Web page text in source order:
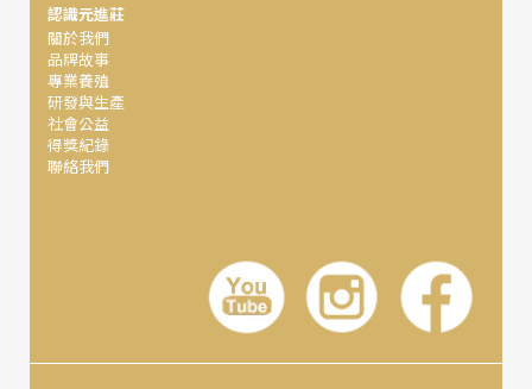
認識元進莊
關於我們
品牌故事
專業養殖
研發與生產
社會公益
得獎紀錄
聯絡我們